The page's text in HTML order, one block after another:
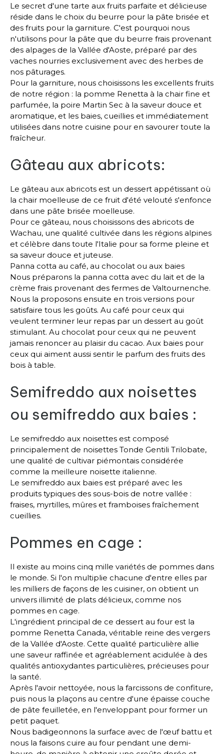
Le secret d'une tarte aux fruits parfaite et délicieuse
réside dans le choix du beurre pour la pâte brisée et
des fruits pour la garniture. C'est pourquoi nous
n'utilisons pour la pâte que du beurre frais provenant
des alpages de la Vallée d'Aoste, préparé par des
vaches nourries exclusivement avec des herbes de
nos pâturages.
Pour la garniture, nous choisissons les excellents fruits
de notre région : la pomme Renetta à la chair fine et
parfumée, la poire Martin Sec à la saveur douce et
aromatique, et les baies, cueillies et immédiatement
utilisées dans notre cuisine pour en savourer toute la
fraîcheur.
Gâteau aux abricots:
Le gâteau aux abricots est un dessert appétissant où
la chair moelleuse de ce fruit d'été velouté s'enfonce
dans une pâte brisée moelleuse.
Pour ce gâteau, nous choisissons des abricots de
Wachau, une qualité cultivée dans les régions alpines
et célèbre dans toute l'Italie pour sa forme pleine et
sa saveur douce et juteuse.
Panna cotta au café, au chocolat ou aux baies
Nous préparons la panna cotta avec du lait et de la
crème frais provenant des fermes de Valtournenche.
Nous la proposons ensuite en trois versions pour
satisfaire tous les goûts. Au café pour ceux qui
veulent terminer leur repas par un dessert au goût
stimulant. Au chocolat pour ceux qui ne peuvent
jamais renoncer au plaisir du cacao. Aux baies pour
ceux qui aiment aussi sentir le parfum des fruits des
bois à table.
Semifreddo aux noisettes
ou semifreddo aux baies :
Le semifreddo aux noisettes est composé
principalement de noisettes Tonde Gentili Trilobate,
une qualité de cultivar piémontais considérée
comme la meilleure noisette italienne.
Le semifreddo aux baies est préparé avec les
produits typiques des sous-bois de notre vallée :
fraises, myrtilles, mûres et framboises fraîchement
cueillies.
Pommes en cage :
Il existe au moins cinq mille variétés de pommes dans
le monde. Si l'on multiplie chacune d'entre elles par
les milliers de façons de les cuisiner, on obtient un
univers illimité de plats délicieux, comme nos
pommes en cage.
L'ingrédient principal de ce dessert au four est la
pomme Renetta Canada, véritable reine des vergers
de la Vallée d'Aoste. Cette qualité particulière allie
une saveur raffinée et agréablement acidulée à des
qualités antioxydantes particulières, précieuses pour
la santé.
Après l'avoir nettoyée, nous la farcissons de confiture,
puis nous la plaçons au centre d'une épaisse couche
de pâte feuilletée, en l'enveloppant pour former un
petit paquet.
Nous badigeonnons la surface avec de l'œuf battu et
nous la faisons cuire au four pendant une demi-